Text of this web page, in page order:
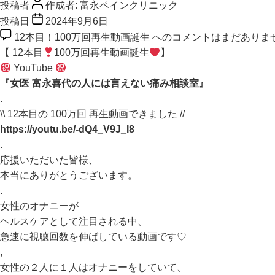
投稿者 作成者: 富永ペインクリニック
投稿日
2024年9月6日
12本目！100万回再生動画誕生 へのコメントはまだありま
【 12本目
100万回再生動画誕生
】
YouTube
『女医 富永喜代の人には言えない痛み相談室』
.
\\ 12本目の 100万回 再生動画できました //
https://youtu.be/-dQ4_V9J_I8
.
応援いただいた皆様、
本当にありがとうございます。
.
女性のオナニーが
ヘルスケアとして注目される中、
急速に視聴回数を伸ばしている動画です♡
,
女性の２人に１人はオナニーをしていて、